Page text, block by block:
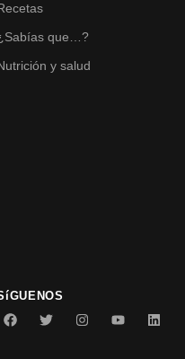
que…?
y salud